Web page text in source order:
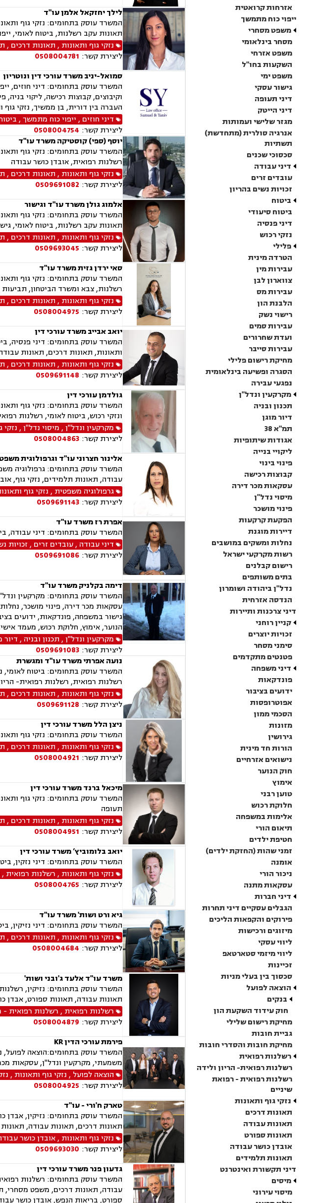
אזרחות קרואטית
ייפוי כוח מתמשך
משפט מסחרי
מסחר בינלאומי
משפט אזרחי
השקעות בחו"ל
משפט ימי
גישור עסקי
דיני תעופה
דיני הייטק
מגזר שלישי ועמותות
אנרגיה סולרית (מתחדשת)
תשתיות
סכסוכי שכנים
דיני עבודה
עובדים זרים
זכויות נשים בהריון
ביטוח
ביטוח סיעודי
דיני פנסיה
נזקי רכוש
פלילי
הטרדה מינית
עבירות מין
צווארון לבן
עבירות מס
הלבנת הון
רישוי נשק
עבירות סמים
ועדת שחרורים
עבירות סייבר
מחיקת רישום פלילי
הסגרה ופשיעה בינלאומית
נפגעי עבירה
מקרקעין ונדל"ן
תכנון ובניה
דיור מוגן
תמ"א 38
אגודות שיתופיות
ליקויי בנייה
פינוי בינוי
קבוצות רכישה
עסקאות מכר דירה
מיסוי נדל"ן
פינוי מושכר
הפקעת קרקעות
דיירות מוגנת
נחלות ומשקים במושבים
רשות מקרקעי ישראל
רישום קבלנים
בתים משותפים
נדל"ן ביהודה ושומרון
הנדסה אזרחית
דיני צרכנות ותיירות
קניין רוחני
זכויות יוצרים
סימני מסחר
פטנטים מתקדמים
דיני משפחה
פונדקאות
ידועים בציבור
אפוטרופסות
הסכמי ממון
מזונות
גירושין
הורות חד מינית
נישואים אזרחיים
חוק הנוער
אימוץ
טוען רבני
חלוקת רכוש
אלימות במשפחה
תיאום הורי
חטיפת ילדים
זמני שהות (החזקת ילדים)
אומנה
ניכור הורי
עסקאות מתנה
דיני חברות
הגבלים עסקיים דיני תחרות
פירוקים והקפאות הליכים
מיזוגים ורכישות
ליווי עסקי
ליווי מיזמי סטארטאפ
זכיינות
סכסוך בין בעלי מניות
הוצאה לפועל
בנקים
חוק עידוד השקעת הון
מחיקת רישום שלילי
גביית חובות
מחיקת חובות והסדרי חובות
רשלנות רפואית
רשלנות רפואית- הריון ולידה
רשלנות רפואית - רפואת
שיניים
נזקי גוף ותאונות
תאונות דרכים
תאונות עבודה
תאונות ספורט
אובדן כושר עבודה
תאונות תלמידים
דיני תקשורת ואינטרנט
מיסים
מיסוי עירוני
לילך יחזקאל אלמן עו"ד
המשרד עוסק בתחומים: נזקי גוף
תאונות עקב רשלנות, ביטוח לאומי,
נזקי גוף ותאונות , תאונות דרכים ,
ליצירת קשר: 0508004781
סמואל-יניב משרד עורכי דין ונוטריון
וקיבוצים, קבוצות רכישה, ליקוי
העברה בין דורית, בן ממשיך, נזקי
דיני חוזים , ייפוי כוח מתמשך,
ליצירת קשר: 0508004754
יוסף (ספי) קוסטיקה משרד עו"ד
המשרד עוסק בתחומים: נזקי גוף
רשלנות רפואית, אובדן כושר עבודה
נזקי גוף ותאונות , תאונות דרכים ,
ליצירת קשר: 0509691082
אלמוג גולן משרד עו"ד וגישור
המשרד עוסק בתחומים: נזקי גוף
תאונות עקב רשלנות, ביטוח לאומי,
נזקי גוף ותאונות , תאונות דרכים ,
ליצירת קשר: 0509693045
סאי ירדן גזית משרד עו"ד
המשרד עוסק בתחומים: נזקי גוף
רשלנות, צבא ומשרד הביטחון, תביעות
נזקי גוף ותאונות , תאונות דרכים ,
ליצירת קשר: 0508004975
יואב אבייב משרד עורכי דין
המשרד עוסק בתחומים: דיני פנסיה,
ותאונות, תאונות דרכים, תאונות
נזקי גוף ותאונות , תאונות דרכים ,
ליצירת קשר: 0509691148
גולדמן עורכי דין
המשרד עוסק בתחומים: נזקי גוף
ונזקי רכוש, ביטוח לאומי, רשלנות
מקרקעין ונדל"ן, מיסוי נדל"ן, נזקי
ליצירת קשר: 0508004863
אלינור חצרוני עו"ד וגרפולוגית
המשרד עוסק בתחומים: גרפולוגיה
עבודה, תאונות תלמידים, נזקי גוף,
גרפולוגיה משפטית , נזקי גוף
ליצירת קשר: 0509691143
אפרת רז משרד עו"ד
המשרד עוסק בתחומים: דיני עבודה,
דיני עבודה ,עובדים זרים , זכויות
ליצירת קשר: 0509691086
דימה בקלניק משרד עו"ד
המשרד עוסק בתחומים: מקרקעין ונדל"ן,
עסקאות מכר דירה, פינוי מושכר,
גישור במשפחה, פונדקאות, ידועים
הנוער, אימוץ, חלוקת רכוש, מעמד אישי,
מקרקעין ונדל"ן, תכנון ובניה , דיור
ליצירת קשר: 0509691083
נועה אפרתי משרד עו"ד ומגשרת
המשרד עוסק בתחומים: ביטוח לאומי,
רשלנות רפואית, רשלנות רפואית-
נזקי גוף ותאונות , תאונות דרכים ,
ליצירת קשר: 0509691128
ניצן הלל משרד עורכי דין
המשרד עוסק בתחומים: נזקי גוף
נזקי גוף ותאונות , תאונות דרכים ,
ליצירת קשר: 0508004921
מיכאל ברנד משרד עורכי דין
המשרד עוסק בתחומים: נזקי גוף
תעופה
נזקי גוף ותאונות , תאונות דרכים ,
ליצירת קשר: 0508004951
יואב בלומוביץ’ משרד עורכי דין
המשרד עוסק בתחומים: דיני נזקין,
נזקי גוף ותאונות , רשלנות רפואית ,
ליצירת קשר: 0508004765
גיא ורט ושות' משרד עו"ד
המשרד עוסק בתחומים: דיני נזיקין,
נזקי גוף ותאונות , תאונות דרכים ,
ליצירת קשר: 0508004684
משרד עו"ד אלעד ג'ובני ושות'
המשרד עוסק בתחומים: נזיקין,
תאונות עבודה, תאונות ספורט, אבדן
רשלנות רפואית , רשלנות רפואית -
ליצירת קשר: 0508004879
פירמת עורכי הדין KR
המשרד עוסק בתחומים:הוצאה לפועל,
משמעתי, מקרקעין ונדל"ן, עסקאות מכר
הוצאה לפועל , נזקי גוף ותאונות ,
ליצירת קשר: 0508004925
טארק ח'ורי - עו"ד
המשרד עוסק בתחומים: נזיקין, אבדן
תאונות דרכים, תאונות עבודה, תאונות
נזקי גוף ותאונות ,אובדן כושר
ליצירת קשר: 0509693030
גדעון פנר משרד עורכי דין
המשרד עוסק בתחומים: רשלנות רפואית,
עבודה, תאונות דרכים, משפט מסחרי,
ספורט, בריאות הנפש, אובדן כושר